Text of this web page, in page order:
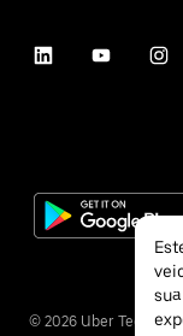
© 2026 Uber